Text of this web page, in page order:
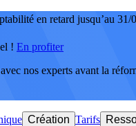
en retard jusqu’au 31/
! En profiter
nos experts avant la
Création Tarifs